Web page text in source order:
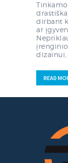
dirbant
ar
dizainui,
READ